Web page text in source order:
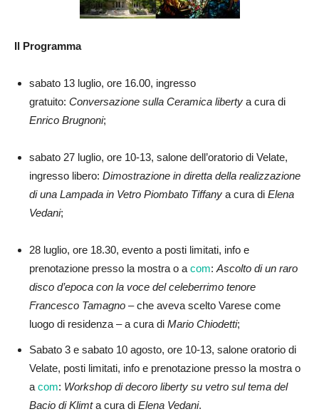
Il Programma
sabato 13 luglio, ore 16.00, ingresso
gratuito: Conversazione sulla Ceramica liberty a cura di
Enrico Brugnoni;
sabato 27 luglio, ore 10-13, salone dell’oratorio di Velate,
ingresso libero: Dimostrazione in diretta della realizzazione
di una Lampada in Vetro Piombato Tiffany a cura di Elena
Vedani;
28 luglio, ore 18.30, evento a posti limitati, info e
prenotazione presso la mostra o a com: Ascolto di un raro
disco d’epoca con la voce del celeberrimo tenore
Francesco Tamagno – che aveva scelto Varese come
luogo di residenza – a cura di Mario Chiodetti;
Sabato 3 e sabato 10 agosto, ore 10-13, salone oratorio di
Velate, posti limitati, info e prenotazione presso la mostra o
a com: Workshop di decoro liberty su vetro sul tema del
Bacio di Klimta cura di Elena Vedani.